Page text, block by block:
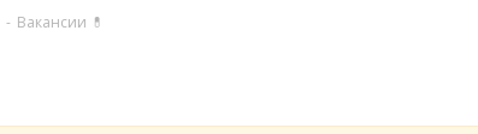
- Вакансии 💊